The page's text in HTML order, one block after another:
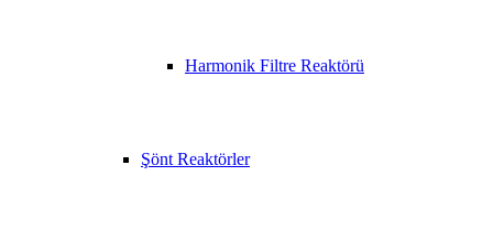
Harmonik Filtre Reaktörü
Şönt Reaktörler